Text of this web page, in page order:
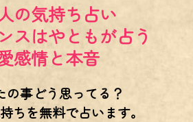
の気持ち占い
スはやともが占う
感情と本音
の事どう思ってる？
ちを無料で占います。